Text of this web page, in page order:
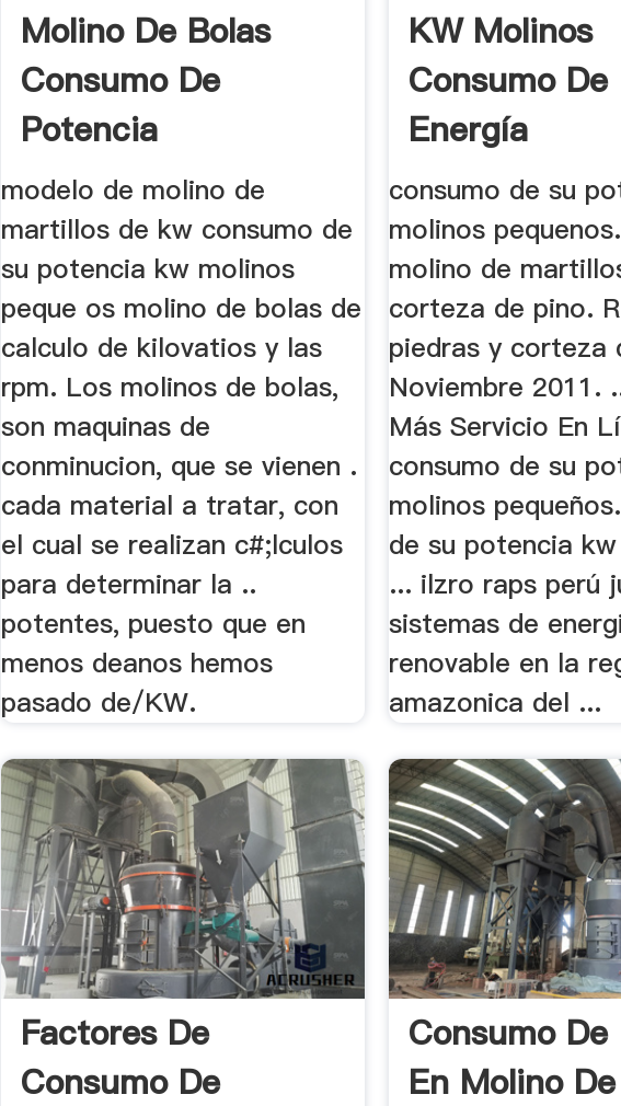
Molino De Bolas
Consumo De
Potencia
modelo de molino de
martillos de kw consumo de
su potencia kw molinos
peque os molino de bolas de
calculo de kilovatios y las
rpm. Los molinos de bolas,
son maquinas de
conminucion, que se vienen .
cada material a tratar, con
el cual se realizan c#;lculos
para determinar la ..
potentes, puesto que en
menos deanos hemos
pasado de/KW.
KW Molinos
Consumo De
Energía
consumo de su
molinos
molino de
corteza de pino.
piedras y corteza
Noviembre 2011.
Más Servicio En
consumo de su
molinos
de su potencia
... ilzro raps perú
sistemas de
renovable en la
amazonica del ...
Factores De
Consumo De
Consumo De
En Molino